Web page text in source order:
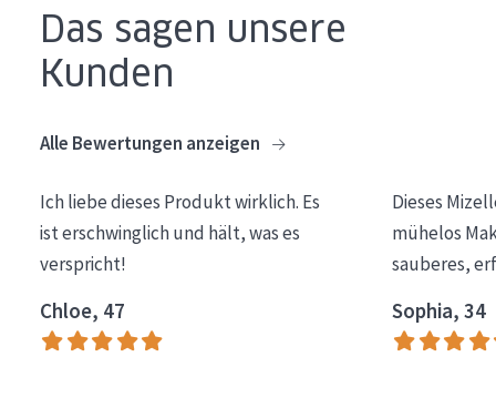
Reinigung
Essentials
Lift+
Expert
Empfindliche Haut
Das sagen unsere
Kunden
Alle Bewertungen anzeigen
Ich liebe dieses Produkt wirklich. Es
ist erschwinglich und hält, was es
verspricht!
Chloe, 47
Dieses
mühelos
sauberes,
Sophia, 34